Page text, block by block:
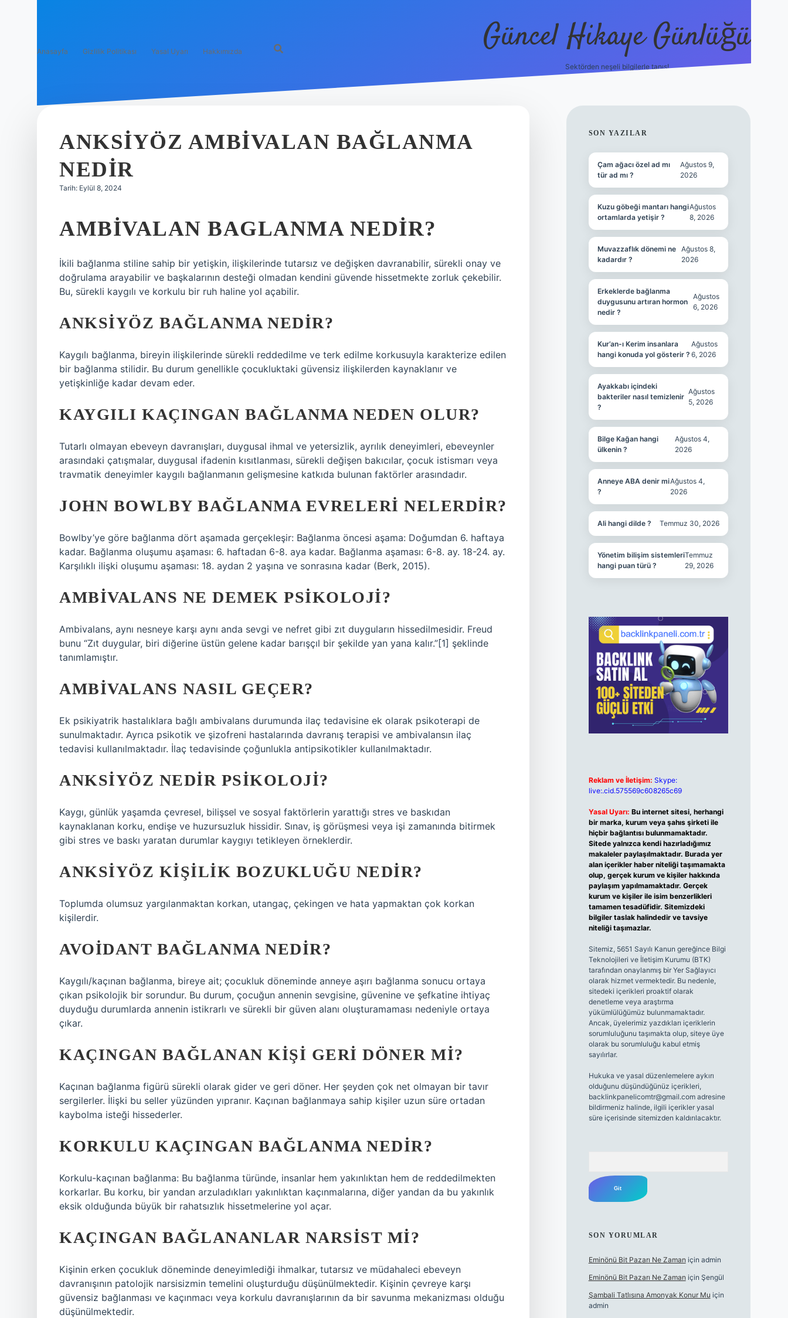
Anasayfa Gizlilik Politikası Yasal Uyarı Hakkımızda Güncel Hikaye Günlüğü
Sektörden neşeli bilgilerle tanış!
ANKSIYÖZ AMBIVALAN BAĞLANMA
NEDIR
Tarih: Eylül 8, 2024
AMBIVALAN BAGLANMA NEDIR?
İkili bağlanma stiline sahip bir yetişkin, ilişkilerinde tutarsız ve değişken davranabilir, sürekli onay ve
doğrulama arayabilir ve başkalarının desteği olmadan kendini güvende hissetmekte zorluk çekebilir.
Bu, sürekli kaygılı ve korkulu bir ruh haline yol açabilir.
ANKSIYÖZ BAĞLANMA NEDIR?
Kaygılı bağlanma, bireyin ilişkilerinde sürekli reddedilme ve terk edilme korkusuyla karakterize edilen
bir bağlanma stilidir. Bu durum genellikle çocukluktaki güvensiz ilişkilerden kaynaklanır ve
yetişkinliğe kadar devam eder.
KAYGILI KAÇINGAN BAĞLANMA NEDEN OLUR?
Tutarlı olmayan ebeveyn davranışları, duygusal ihmal ve yetersizlik, ayrılık deneyimleri, ebeveynler
arasındaki çatışmalar, duygusal ifadenin kısıtlanması, sürekli değişen bakıcılar, çocuk istismarı veya
travmatik deneyimler kaygılı bağlanmanın gelişmesine katkıda bulunan faktörler arasındadır.
JOHN BOWLBY BAĞLANMA EVRELERI NELERDIR?
Bowlby’ye göre bağlanma dört aşamada gerçekleşir: Bağlanma öncesi aşama: Doğumdan 6. haftaya
kadar. Bağlanma oluşumu aşaması: 6. haftadan 6-8. aya kadar. Bağlanma aşaması: 6-8. ay. 18-24. ay.
Karşılıklı ilişki oluşumu aşaması: 18. aydan 2 yaşına ve sonrasına kadar (Berk, 2015).
AMBIVALANS NE DEMEK PSIKOLOJI?
Ambivalans, aynı nesneye karşı aynı anda sevgi ve nefret gibi zıt duyguların hissedilmesidir. Freud
bunu “Zıt duygular, biri diğerine üstün gelene kadar barışçıl bir şekilde yan yana kalır.”[1] şeklinde
tanımlamıştır.
AMBIVALANS NASIL GEÇER?
Ek psikiyatrik hastalıklara bağlı ambivalans durumunda ilaç tedavisine ek olarak psikoterapi de
sunulmaktadır. Ayrıca psikotik ve şizofreni hastalarında davranış terapisi ve ambivalansın ilaç
tedavisi kullanılmaktadır. İlaç tedavisinde çoğunlukla antipsikotikler kullanılmaktadır.
ANKSIYÖZ NEDIR PSIKOLOJI?
Kaygı, günlük yaşamda çevresel, bilişsel ve sosyal faktörlerin yarattığı stres ve baskıdan
kaynaklanan korku, endişe ve huzursuzluk hissidir. Sınav, iş görüşmesi veya işi zamanında bitirmek
gibi stres ve baskı yaratan durumlar kaygıyı tetikleyen örneklerdir.
ANKSIYÖZ KIŞILIK BOZUKLUĞU NEDIR?
Toplumda olumsuz yargılanmaktan korkan, utangaç, çekingen ve hata yapmaktan çok korkan
kişilerdir.
AVOIDANT BAĞLANMA NEDIR?
Kaygılı/kaçınan bağlanma, bireye ait; çocukluk döneminde anneye aşırı bağlanma sonucu ortaya
çıkan psikolojik bir sorundur. Bu durum, çocuğun annenin sevgisine, güvenine ve şefkatine ihtiyaç
duyduğu durumlarda annenin istikrarlı ve sürekli bir güven alanı oluşturamaması nedeniyle ortaya
çıkar.
KAÇINGAN BAĞLANAN KIŞI GERI DÖNER MI?
Kaçınan bağlanma figürü sürekli olarak gider ve geri döner. Her şeyden çok net olmayan bir tavır
sergilerler. İlişki bu seller yüzünden yıpranır. Kaçınan bağlanmaya sahip kişiler uzun süre ortadan
kaybolma isteği hissederler.
KORKULU KAÇINGAN BAĞLANMA NEDIR?
Korkulu-kaçınan bağlanma: Bu bağlanma türünde, insanlar hem yakınlıktan hem de reddedilmekten
korkarlar. Bu korku, bir yandan arzuladıkları yakınlıktan kaçınmalarına, diğer yandan da bu yakınlık
eksik olduğunda büyük bir rahatsızlık hissetmelerine yol açar.
KAÇINGAN BAĞLANANLAR NARSIST MI?
Kişinin erken çocukluk döneminde deneyimlediği ihmalkar, tutarsız ve müdahaleci ebeveyn
davranışının patolojik narsisizmin temelini oluşturduğu düşünülmektedir. Kişinin çevreye karşı
güvensiz bağlanması ve kaçınmacı veya korkulu davranışlarının da bir savunma mekanizması olduğu
düşünülmektedir.
SIDEBAR
SON YAZILAR
Çam ağacı özel ad mı
tür ad mı ?
Ağustos 9,
2026
Kuzu göbeği mantarı hangi
ortamlarda yetişir ?
Ağustos
8, 2026
Muvazzaflık dönemi ne
kadardır ?
Ağustos 8,
2026
Erkeklerde bağlanma
duygusunu artıran hormon
nedir ?
Ağustos
6, 2026
Kur’an-ı Kerim insanlara
hangi konuda yol gösterir ?
Ağustos
6, 2026
Ayakkabı içindeki
bakteriler nasıl temizlenir
?
Ağustos
5, 2026
Bilge Kağan hangi
ülkenin ?
Ağustos 4,
2026
Anneye ABA denir mi
?
Ağustos 4,
2026
Ali hangi dilde ? Temmuz 30, 2026
Yönetim bilişim sistemleri
hangi puan türü ?
Temmuz
29, 2026
Reklam ve İletişim: Skype:
live:.cid.575569c608265c69
Yasal Uyarı: Bu internet sitesi, herhangi
bir marka, kurum veya şahıs şirketi ile
hiçbir bağlantısı bulunmamaktadır.
Sitede yalnızca kendi hazırladığımız
makaleler paylaşılmaktadır. Burada yer
alan içerikler haber niteliği taşımamakta
olup, gerçek kurum ve kişiler hakkında
paylaşım yapılmamaktadır. Gerçek
kurum ve kişiler ile isim benzerlikleri
tamamen tesadüfidir. Sitemizdeki
bilgiler taslak halindedir ve tavsiye
niteliği taşımazlar.
Sitemiz, 5651 Sayılı Kanun gereğince Bilgi
Teknolojileri ve İletişim Kurumu (BTK)
tarafından onaylanmış bir Yer Sağlayıcı
olarak hizmet vermektedir. Bu nedenle,
sitedeki içerikleri proaktif olarak
denetleme veya araştırma
yükümlülüğümüz bulunmamaktadır.
Ancak, üyelerimiz yazdıkları içeriklerin
sorumluluğunu taşımakta olup, siteye üye
olarak bu sorumluluğu kabul etmiş
sayılırlar.
Hukuka ve yasal düzenlemelere aykırı
olduğunu düşündüğünüz içerikleri,
backlinkpanelicomtr@gmail.comadresine
bildirmeniz halinde, ilgili içerikler yasal
süre içerisinde sitemizden kaldırılacaktır.
SON YORUMLAR
Eminönü Bit Pazarı Ne Zaman için admin
Eminönü Bit Pazarı Ne Zaman için Şengül
Şambali Tatlısına Amonyak Konur Mu için
admin
https://